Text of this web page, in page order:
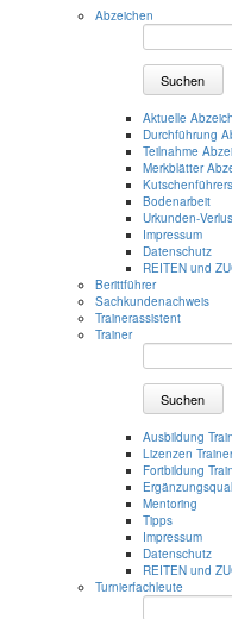
Abzeichen
Suchen
Aktuelle
Durchführung
Teilnahme
Merkblätter
Bodenarbeit
Urkunden-
Impressum
Datenschutz
REITEN und
Berittführer
Sachkundenachweis
Trainerassistent
Trainer
Suchen
Ausbildung
Lizenzen Trainer
Fortbildung
Mentoring
Tipps
Impressum
Datenschutz
REITEN und
Turnierfachleute